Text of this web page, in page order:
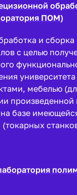
ПОМ)
и
с целью
мебелью
произведенной
базе